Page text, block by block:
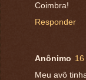
Coimbra!
Responder
Anônimo
Meu avô